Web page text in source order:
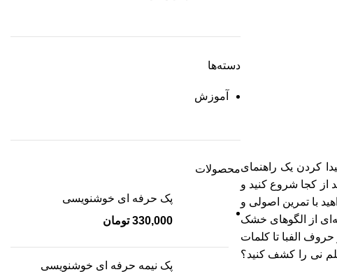
کردن یک راهنمای
از کجا شروع کنید و
با تمرین اصولی و
از الگوهای خشک
الفبا تا کلمات
نی را کشف کنید؟
دسته‌ها
آموزش
محصولات
پک حرفه ای خوشنویسی
330,000 تومان
پک نیمه حرفه ای خوشنویسی